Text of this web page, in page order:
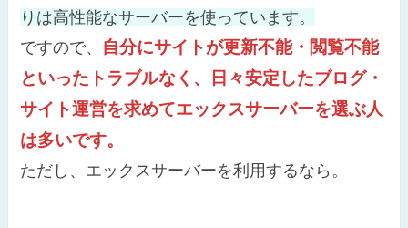
りは高性能なサーバーを使っています。
ですので、 自分にサイトが更新不能・閲覧不能
といったトラブルなく、日々安定したブログ・
サイト運営を求めてエックスサーバーを選ぶ人
は多いです。
ただし、エックスサーバーを利用するなら。